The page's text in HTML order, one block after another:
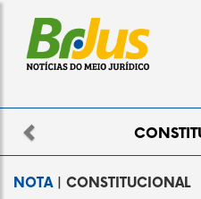
Previous
NOTA| CONSTITUCIONAL